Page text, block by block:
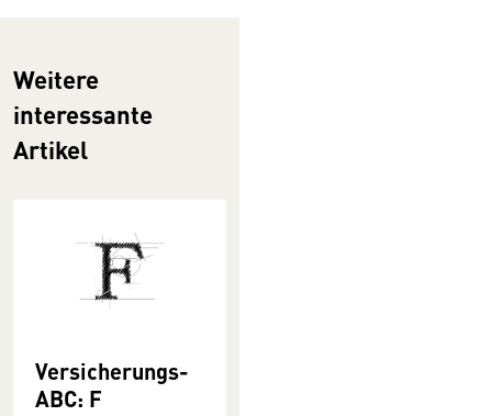
Weitere
interessante
Artikel
Versicherungs-
ABC: F